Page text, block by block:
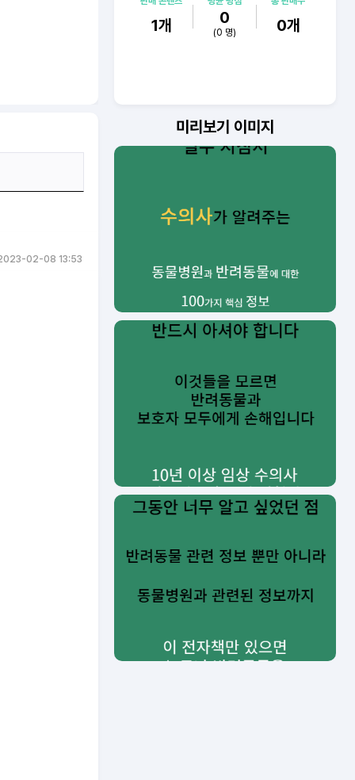
1개 0
(0 명) 0개
02-08 13:53
미리보기 이미지